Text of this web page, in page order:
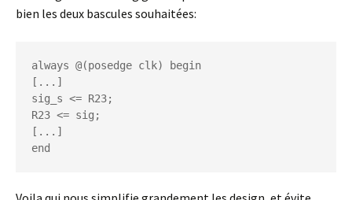
bien les deux bascules souhaitées:
always @(posedge clk) begin
[...]
sig_s <= R23;
R23 <= sig;
[...]